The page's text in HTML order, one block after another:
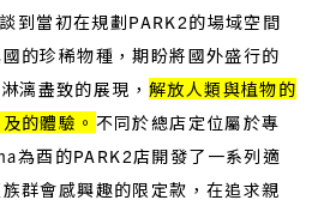
到當初在規劃PARK2的場域空間
的珍稀物種，期盼將國外盛行的
漓盡致的展現， 解放人類與植物的
的體驗。 不同於總店定位屬於專
為酉的PARK2店開發了一系列適
群會感興趣的限定款，在追求親